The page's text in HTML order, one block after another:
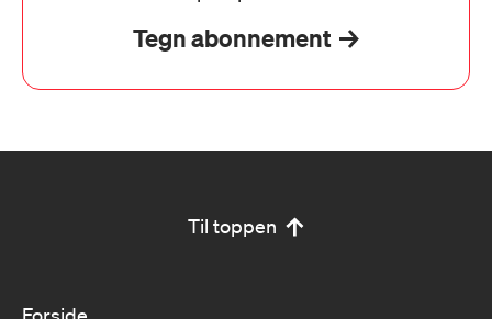
Tegn abonnement
Til toppen